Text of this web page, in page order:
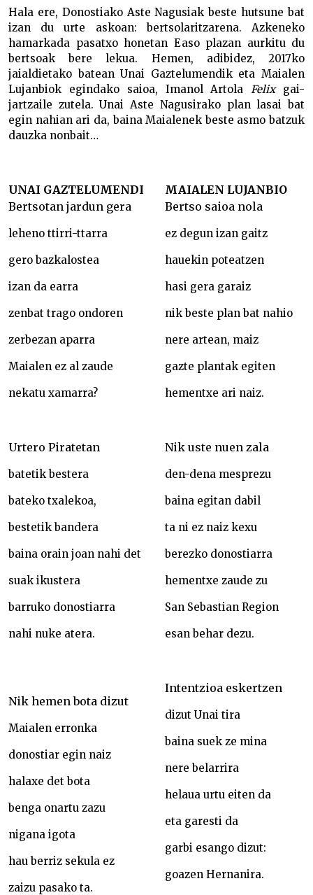
Hala ere, Donostiako Aste Nagusiak beste hutsune bat
izan du urte askoan: bertsolaritzarena. Azkeneko
hamarkada pasatxo honetan Easo plazan aurkitu du
bertsoak bere lekua. Hemen, adibidez, 2017ko
jaialdietako batean Unai Gaztelumendik eta Maialen
Lujanbiok egindako saioa, Imanol Artola Felixgai-
jartzaile zutela. Unai Aste Nagusirako plan lasai bat
egin nahian ari da, baina Maialenek beste asmo batzuk
dauzka nonbait…
UNAI GAZTELUMENDI
MAIALEN LUJANBIO
Bertsotan jardun gera
leheno ttirri-ttarra
gero bazkalostea
izan da earra
zenbat trago ondoren
zerbezan aparra
Maialen ez al zaude
nekatu xamarra?
Bertso saioa nola
ez degun izan gaitz
hauekin poteatzen
hasi gera garaiz
nik beste plan bat nahio
nere artean, maiz
gazte plantak egiten
hementxe ari naiz.
Urtero Piratetan
batetik bestera
bateko txalekoa,
bestetik bandera
baina orain joan nahi det
suak ikustera
barruko donostiarra
nahi nuke atera.
Nik uste nuen zala
den-dena mesprezu
baina egitan dabil
ta ni ez naiz kexu
berezko donostiarra
hementxe zaude zu
San Sebastian Region
esan behar dezu.
Nik hemen bota dizut
Maialen erronka
donostiar egin naiz
halaxe det bota
benga onartu zazu
nigana igota
hau berriz sekula ez
zaizu pasako ta.
Intentzioa eskertzen
dizut Unai tira
baina suek ze mina
nere belarrira
helaua urtu eiten da
eta garesti da
garbi esango dizut:
goazen Hernanira.